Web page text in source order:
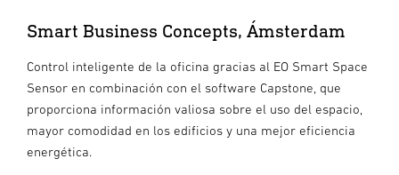
Smart Business Concepts, Ámsterdam
Control inteligente de la oficina gracias al EO Smart Space
Sensor en combinación con el software Capstone, que
proporciona información valiosa sobre el uso del espacio,
mayor comodidad en los edificios y una mejor eficiencia
energética.